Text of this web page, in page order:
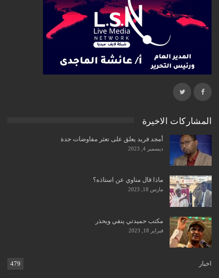
المشاركات الاخيرة
أمجد فريد يعلق على تعثر مفاوضات جدة
ديسمبر 4, 2023
ماذا قال مناوي عن استاذه؟
مارس 18, 2023
مكتب حميدتي ينفي ويحذر
فبراير 18, 2023
اخبار 479